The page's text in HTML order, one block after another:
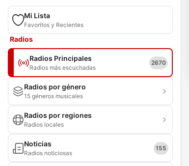
Mi Lista
Favoritos y Recientes
Radios
Radios Principales
Radios más escuchadas
2670
Radios por género
15 géneros musicales
Radios por regiones
Radios locales
Noticias
Radios noticiosas
155